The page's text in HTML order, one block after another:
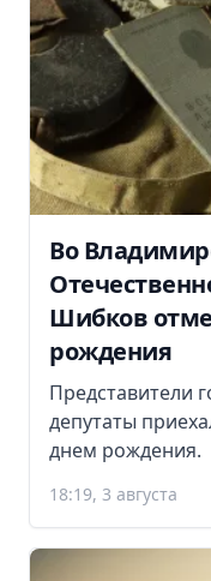
Во
Шибков
рождения
Представители
депутаты
днем рождения.
18:19, 3 августа